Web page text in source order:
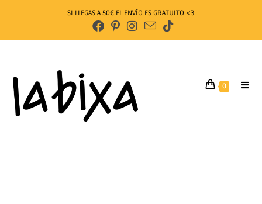
SI LLEGAS A 50€ EL ENVÍO ES GRATUITO <3
0